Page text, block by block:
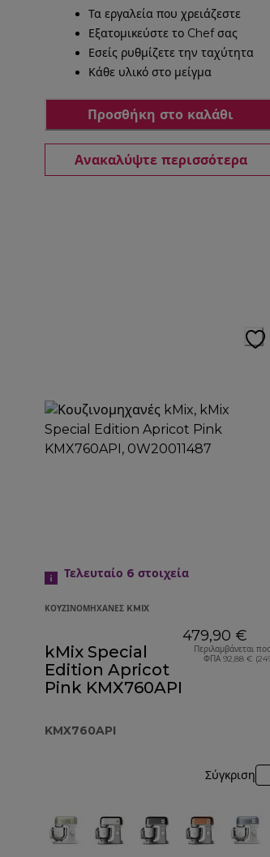
Τα εργαλεία που χρειάζεστε
Εξατομικεύστε το Chef σας
Εσείς ρυθμίζετε την ταχύτητα
Κάθε υλικό στο μείγμα
Προσθήκη στο καλάθι
Ανακαλύψτε περισσότερα
Τελευταίο 6 στοιχεία
ΚΟΥΖΙΝΟΜΗΧΑΝΈΣ KMIX
kMix Special
Edition Apricot
Pink KMX760API
KMX760API
479,90 €
Περιλαμβάνεται
ΦΠΑ 92,88 €
Σύγκριση